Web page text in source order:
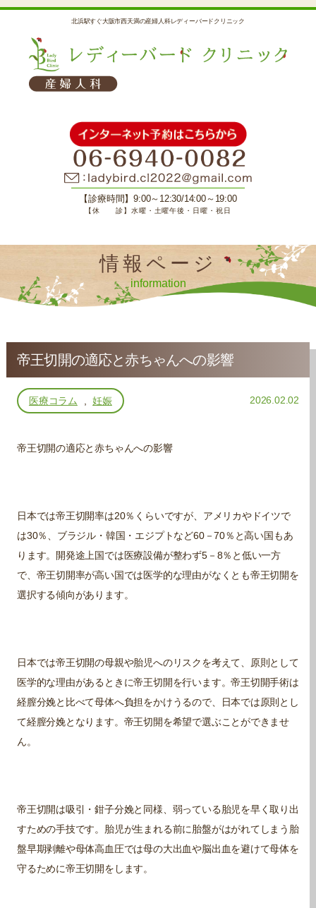
北浜駅すぐ大阪市西天満の産婦人科レディーバードクリニック
【診療時間】9:00～12:30/14:00～19:00
【休 診】水曜・土曜午後・日曜・祝日
情報ページ
information
帝王切開の適応と赤ちゃんへの影響
医療コラム , 妊娠 2026.02.02
帝王切開の適応と赤ちゃんへの影響
日本では帝王切開率は20％くらいですが、アメリカやドイツで
は30％、ブラジル・韓国・エジプトなど60－70％と高い国もあ
ります。開発途上国では医療設備が整わず5－8％と低い一方
で、帝王切開率が高い国では医学的な理由がなくとも帝王切開を
選択する傾向があります。
日本では帝王切開の母親や胎児へのリスクを考えて、原則として
医学的な理由があるときに帝王切開を行います。帝王切開手術は
経膣分娩と比べて母体へ負担をかけうるので、日本では原則とし
て経膣分娩となります。帝王切開を希望で選ぶことができませ
ん。
帝王切開は吸引・鉗子分娩と同様、弱っている胎児を早く取り出
すための手技です。胎児が生まれる前に胎盤がはがれてしまう胎
盤早期剥離や母体高血圧では母の大出血や脳出血を避けて母体を
守るために帝王切開をします。